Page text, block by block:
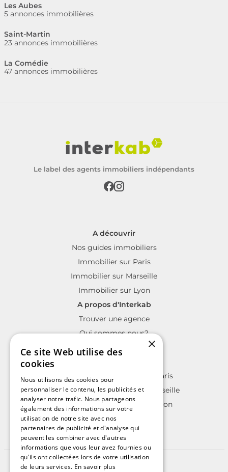
Les Aubes
5 annonces immobilières
Saint-Martin
23 annonces immobilières
La Comédie
47 annonces immobilières
Le label des agents immobiliers indépendants
A découvrir
Nos guides immobiliers
Immobilier sur Paris
Immobilier sur Marseille
Immobilier sur Lyon
A propos d'Interkab
Trouver une agence
Qui sommes nous?
La charte Interkab
Annonces immobilières sur Paris
Annonces immobilières sur Marseille
Annonces immobilières sur Lyon
©2025 | Tous droits réservés
×
Ce site Web utilise des
cookies
Nous utilisons des cookies pour
personnaliser le contenu, les publicités et
analyser notre trafic. Nous partageons
également des informations sur votre
utilisation de notre site avec nos
partenaires de publicité et d'analyse qui
peuvent les combiner avec d'autres
informations que vous leur avez fournies ou
qu'ils ont collectées lors de votre utilisation
de leurs services. En savoir plus